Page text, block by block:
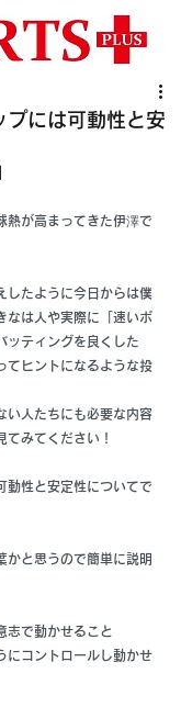
プには可動性と安
熱が高まってきた伊澤で
したように今日からは僕
なは人や実際に「速いボ
ッティングを良くした
てヒントになるような投
い人たちにも必要な内容
てみてください！
動性と安定性についてで
かと思うので簡単に説明
志で動かせること
にコントロールし動かせ